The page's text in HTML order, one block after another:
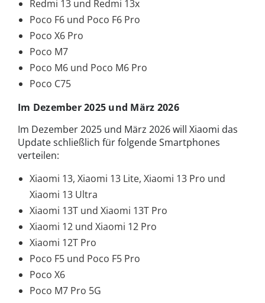
Redmi 13 und Redmi 13x
Poco F6 und Poco F6 Pro
Poco X6 Pro
Poco M7
Poco M6 und Poco M6 Pro
Poco C75
Im Dezember 2025 und März 2026
Im Dezember 2025 und März 2026 will Xiaomi das
Update schließlich für folgende Smartphones
verteilen:
Xiaomi 13, Xiaomi 13 Lite, Xiaomi 13 Pro und
Xiaomi 13 Ultra
Xiaomi 13T und Xiaomi 13T Pro
Xiaomi 12 und Xiaomi 12 Pro
Xiaomi 12T Pro
Poco F5 und Poco F5 Pro
Poco X6
Poco M7 Pro 5G